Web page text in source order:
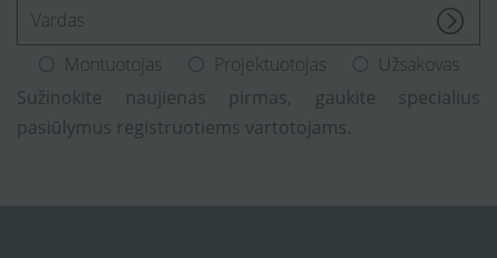
Montuotojas Projektuotojas
Užsakovas
Sužinokite naujienas pirmas, gaukite specialius
pasiūlymus registruotiems vartotojams.